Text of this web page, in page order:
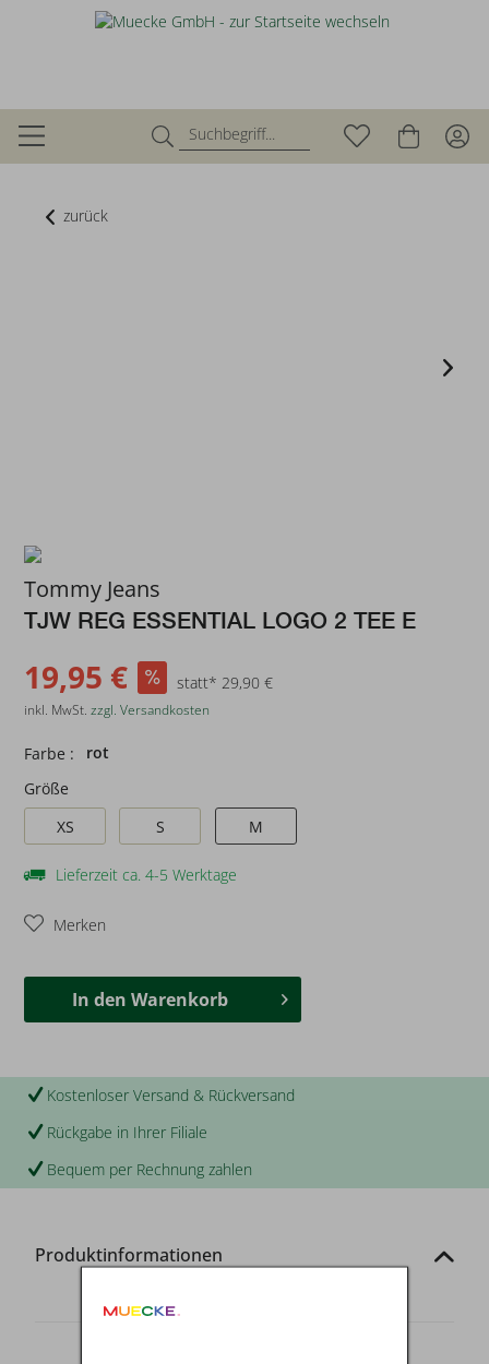
zurück
Tommy Jeans
TJW REG ESSENTIAL LOGO 2 TEE E
19,95 € statt* 29,90 €
inkl. MwSt.zzgl. Versandkosten
Farbe :
rot
Größe
XS
S M
Lieferzeit ca. 4-5 Werktage
Merken
In den Warenkorb
Kostenloser Versand & Rückversand
Rückgabe in Ihrer Filiale
Bequem per Rechnung zahlen
Produktinformationen